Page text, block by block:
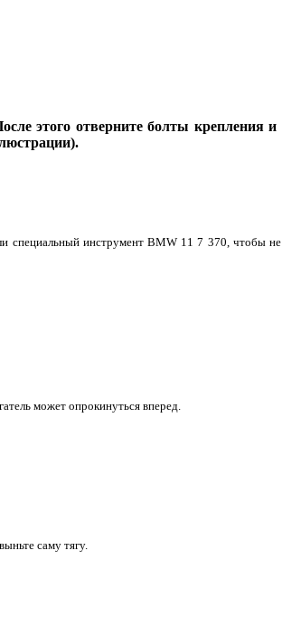
этого отверните болты крепления и
специальный инструмент BMW 11 7 370, чтобы не
может опрокинуться вперед.
саму тягу.